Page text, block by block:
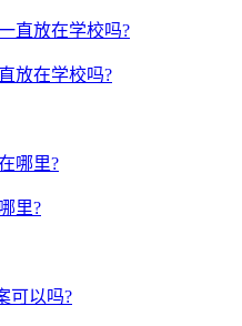
放在学校吗?
里?